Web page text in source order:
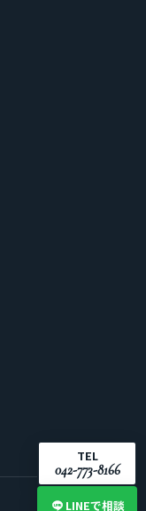
TEL
042-773-8166
LINEで相談